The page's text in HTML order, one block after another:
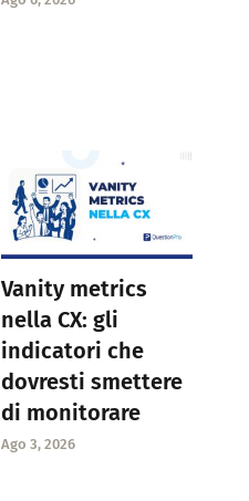
Vanity metrics
nella CX: gli
indicatori che
dovresti smettere
di monitorare
Ago 3, 2026